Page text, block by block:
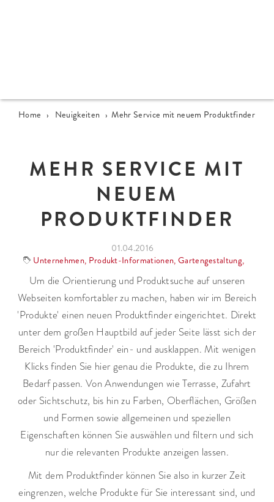
Home › Neuigkeiten › Mehr Service mit neuem Produktfinder
MEHR SERVICE MIT
NEUEM
PRODUKTFINDER
01.04.2016
Unternehmen, Produkt-Informationen, Gartengestaltung,
Um die Orientierung und Produktsuche auf unseren
Webseiten komfortabler zu machen, haben wir im Bereich
'Produkte' einen neuen Produktfinder eingerichtet. Direkt
unter dem großen Hauptbild auf jeder Seite lässt sich der
Bereich 'Produktfinder' ein- und ausklappen. Mit wenigen
Klicks finden Sie hier genau die Produkte, die zu Ihrem
Bedarf passen. Von Anwendungen wie Terrasse, Zufahrt
oder Sichtschutz, bis hin zu Farben, Oberflächen, Größen
und Formen sowie allgemeinen und speziellen
Eigenschaften können Sie auswählen und filtern und sich
nur die relevanten Produkte anzeigen lassen.
Mit dem Produktfinder können Sie also in kurzer Zeit
eingrenzen, welche Produkte für Sie interessant sind, und